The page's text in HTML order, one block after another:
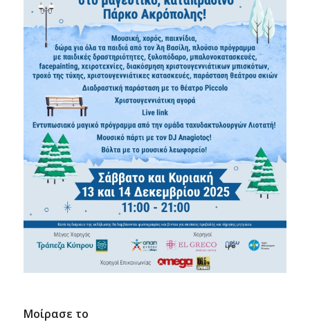
Μοίρασε το